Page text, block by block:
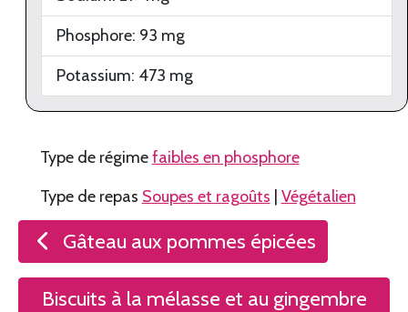
Phosphore: 93 mg
Potassium: 473 mg
Type de régimefaibles en phosphore
Type de repas Soupes et ragoûts Végétalien
Navigation
de
l’article
Gâteau aux pommes épicées
Biscuits à la mélasse et au gingembre